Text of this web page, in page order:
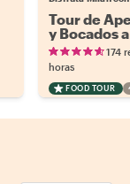
Tour de
y Bocados
174
horas
FOOD TOUR